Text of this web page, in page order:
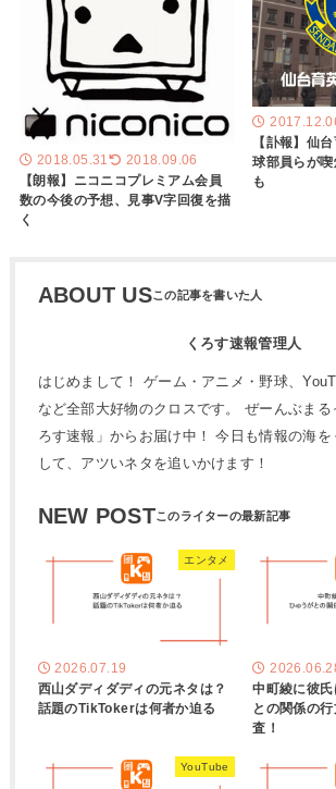
2018.05.31 2018.09.06
【朗報】ニコニコプレミアム会員
数の今後の予想、見事V字回復を描
く
【訃報】仙
球部員らが
も
ABOUT US
くろす速報管理人
はじめまして！ ゲーム・アニメ・野球、
など全部大好物のクロスです。 ぜーんぶまる
ろす速報」からお届け中！ 今日も情報の海を
して、アツいネタを追いかけます！
NEW POST
エンタメ
2026.07.19
西山ダディダディの元ネタは？
話題のTikTokerは何者か迫る
中町綾に彼
との関係の
査！
YouTube